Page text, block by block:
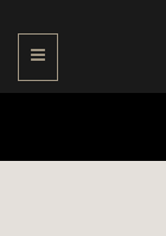
Toggle Navigation